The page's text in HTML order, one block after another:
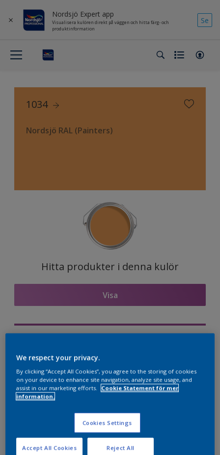
Nordsjö Expert app
Visualisera kulören direkt på väggen och hitta färg- och
produktinformation
Se
1034
Nordsjö RAL (Painters)
Hitta produkter i denna kulör
Visa
Nordsjö Professional Expert app
Visualisera kulören på din vägg
Kulörkombinationer
We respect your privacy.
By clicking “Accept All Cookies”, you agree to the storing of cookies
on your device to enhance site navigation, analyze site usage, and
assist in our marketing efforts.
Cookie Statement för mer
information.
Cookies Settings
Reject All
Accept All Cookies